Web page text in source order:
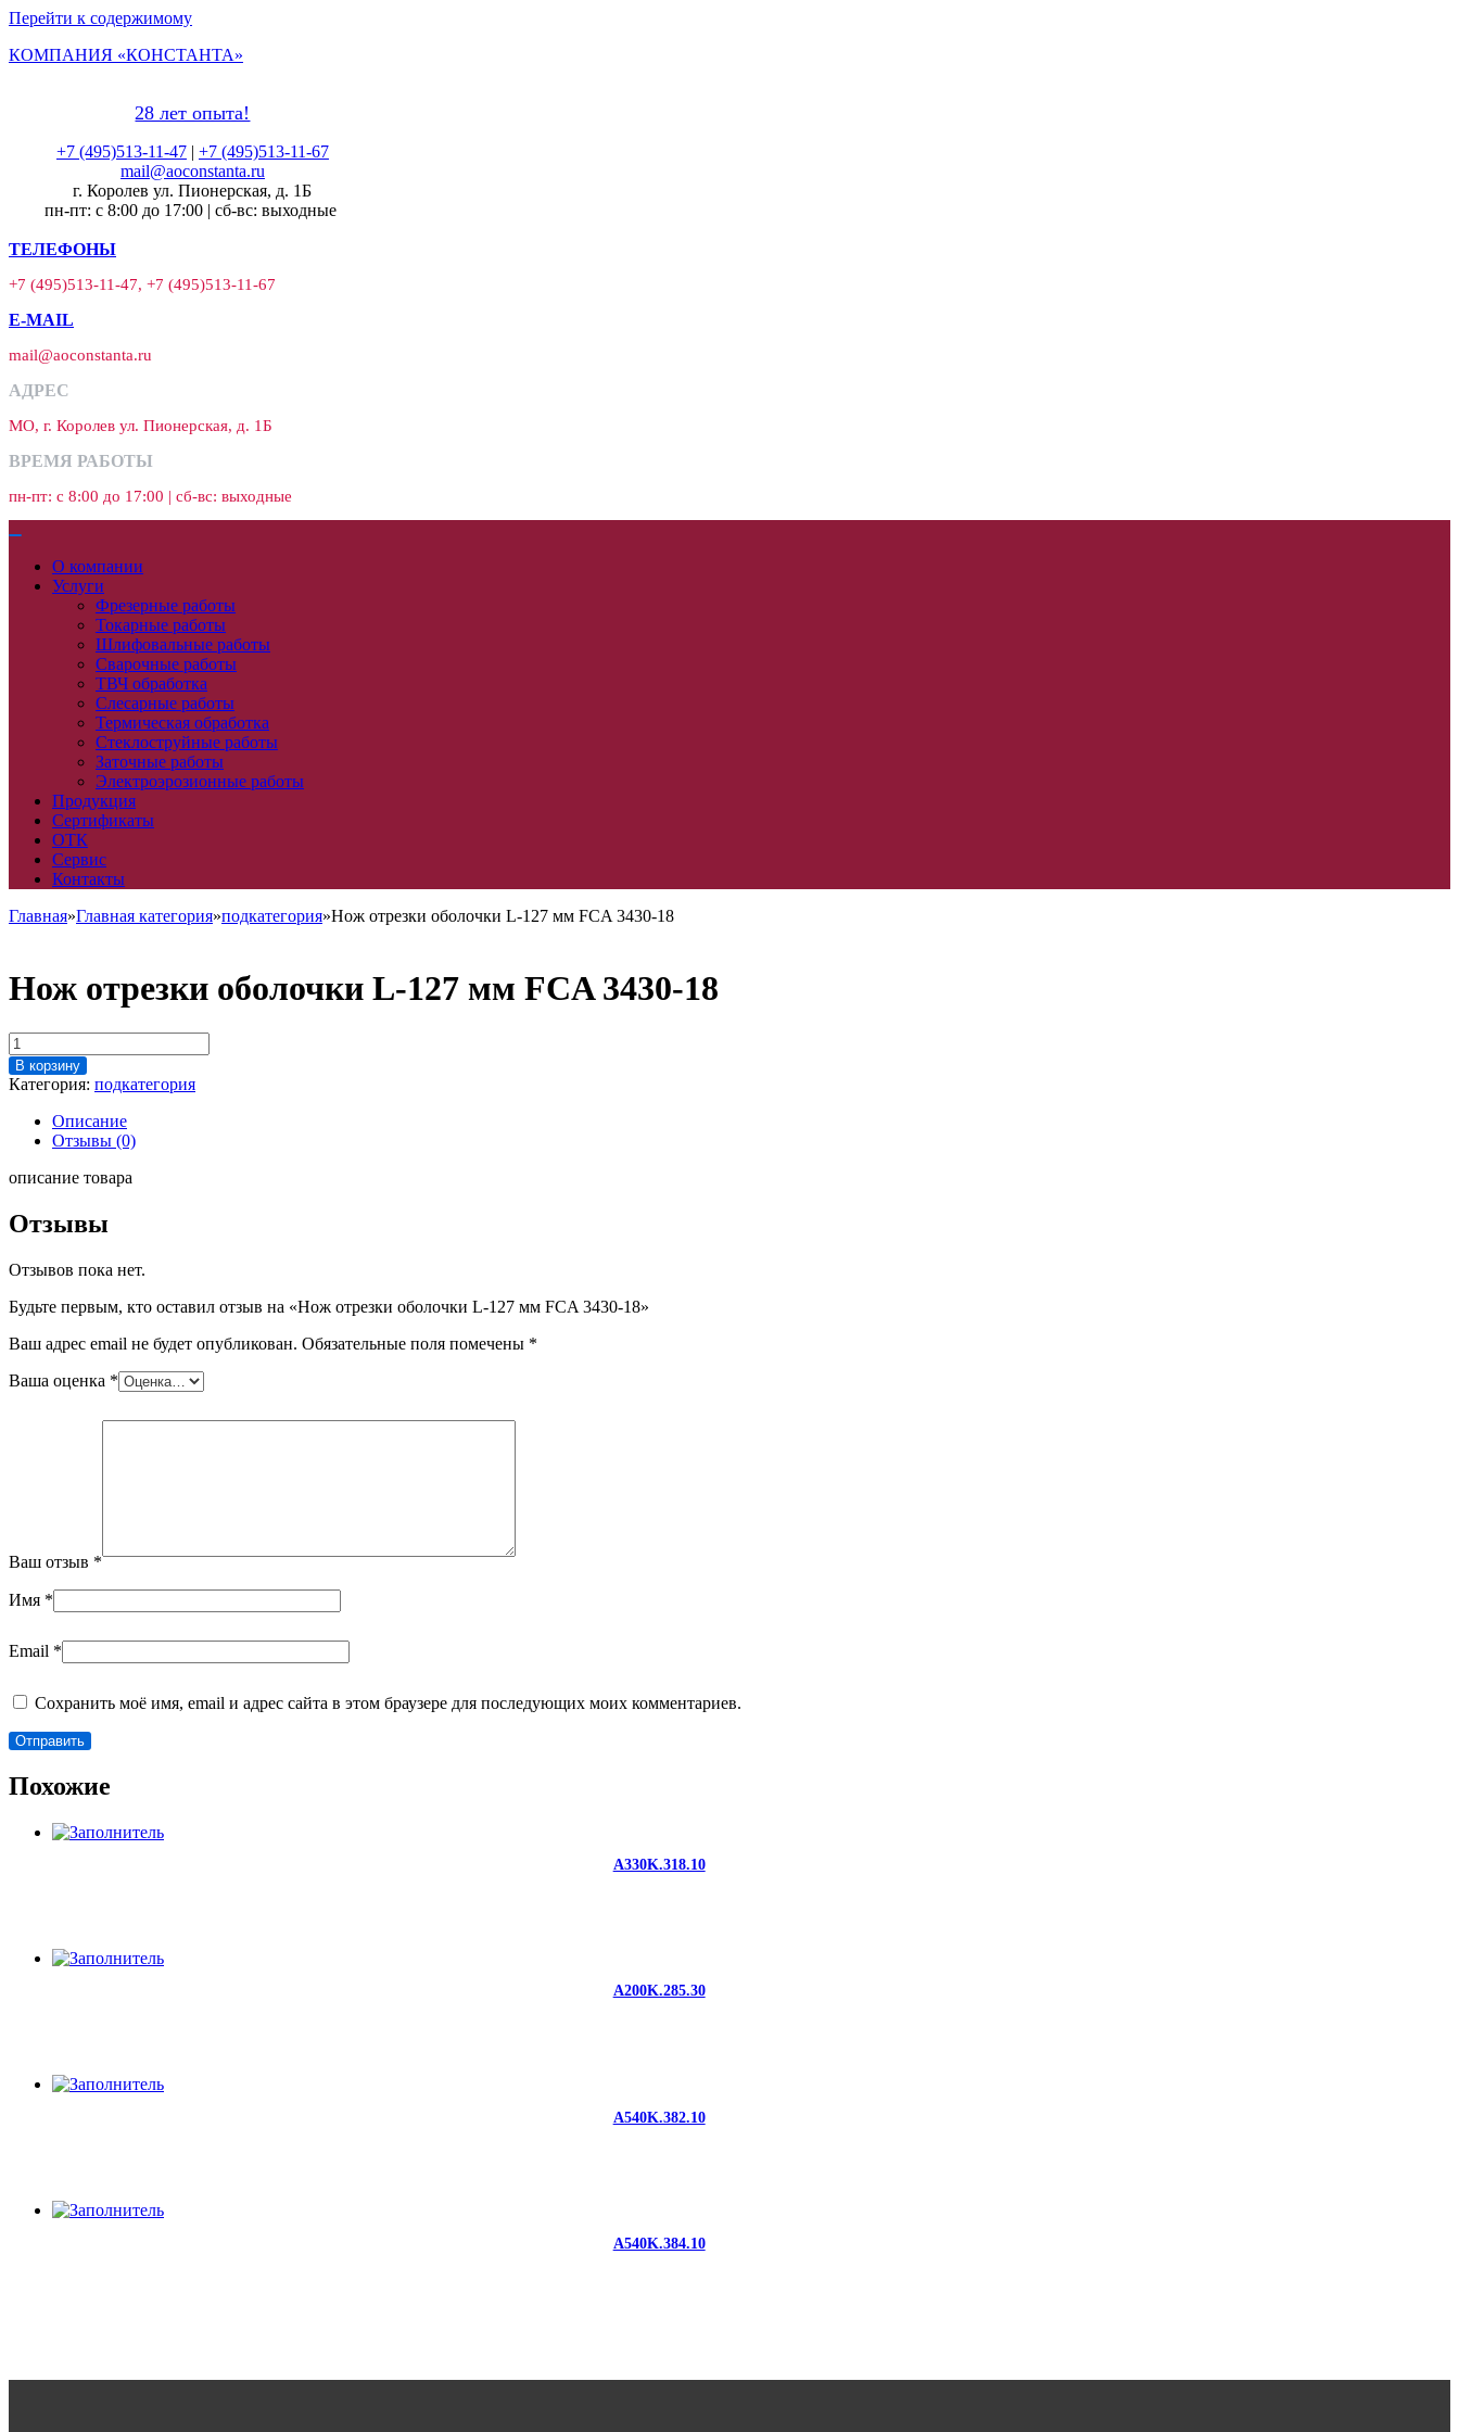
Перейти к содержимому
КОМПАНИЯ «КОНСТАНТА»
28 лет опыта!
+7 (495)513-11-47| +7 (495)513-11-67
mail@aoconstanta.ru
г. Королев ул. Пионерская, д. 1Б
пн-пт: с 8:00 до 17:00 | сб-вс: выходные
ТЕЛЕФОНЫ
+7 (495)513-11-47, +7 (495)513-11-67
E-MAIL
mail@aoconstanta.ru
АДРЕС
МО, г. Королев ул. Пионерская, д. 1Б
ВРЕМЯ РАБОТЫ
пн-пт: с 8:00 до 17:00 | сб-вс: выходные
О компании
Услуги
Фрезерные работы
Токарные работы
Шлифовальные работы
Сварочные работы
ТВЧ обработка
Слесарные работы
Термическая обработка
Стеклоструйные работы
Заточные работы
Электроэрозионные работы
Продукция
Сертификаты
ОТК
Сервис
Контакты
Главная»Главная категория»подкатегория»Нож отрезки оболочки L-127 мм FCA 3430-18
Нож отрезки оболочки L-127 мм FCA 3430-18
Количество
товара
Нож
отрезки
оболочки
мм
3430-
18
В корзину
Категория: подкатегория
Описание
Отзывы (0)
описание товара
Отзывы
Отзывов пока нет.
Будьте первым, кто оставил отзыв на «Нож отрезки оболочки L-127 мм FCA 3430-18»
Ваш адрес email не будет опубликован. Обязательные поля помечены *
Ваша оценка *
Ваш отзыв *
Имя *
Email *
Сохранить моё имя, email и адрес сайта в этом браузере для последующих моих комментариев.
Похожие
A330K.318.10
A200K.285.30
A540K.382.10
A540K.384.10